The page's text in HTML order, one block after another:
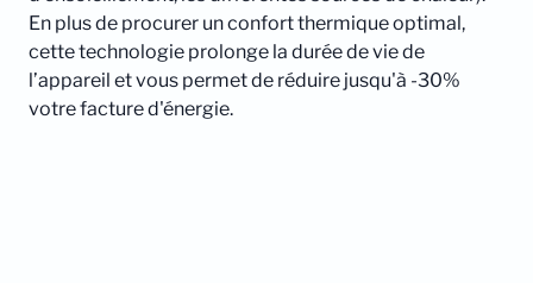
En plus de procurer un confort thermique optimal,
cette technologie prolonge la durée de vie de
l’appareil et vous permet de réduire jusqu'à -30%
votre facture d'énergie.